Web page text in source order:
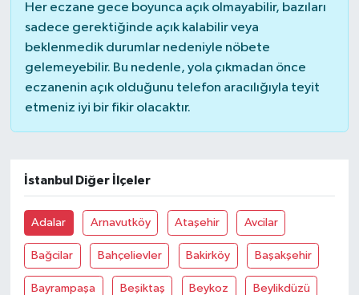
Her eczane gece boyunca açık olmayabilir, bazıları
sadece gerektiğinde açık kalabilir veya
beklenmedik durumlar nedeniyle nöbete
gelemeyebilir. Bu nedenle, yola çıkmadan önce
eczanenin açık olduğunu telefon aracılığıyla teyit
etmeniz iyi bir fikir olacaktır.
İstanbul Diğer İlçeler
Adalar Arnavutköy Ataşehir Avcilar
Bağcilar Bahçelievler Bakirköy Başakşehir
Bayrampaşa Beşiktaş Beykoz Beylikdüzü
DENİZLİ
İZMİR
KÜTAHYA
MUĞLA
UŞAK
YURT